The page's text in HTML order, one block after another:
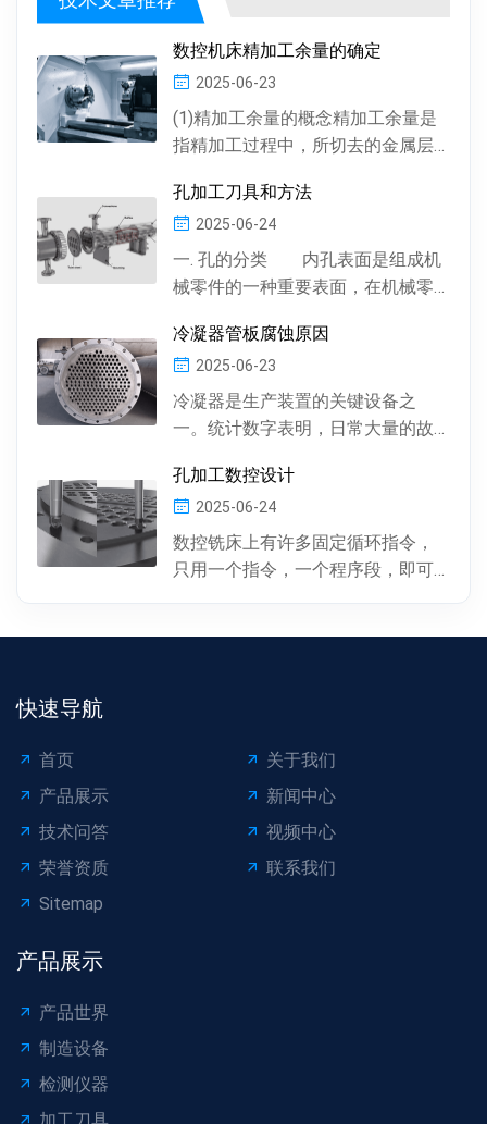
数控机床精加工余量的确定
2025-06-23
(1)精加工余量的概念精加工余量是
指精加工过程中，所切去的金属层
工余量由精加工一次...
孔加工刀具和方法
2025-06-24
一. 孔的分类 内孔表面是组成机
械零件的一种重要表面，在机械零
有圆柱形孔、...
冷凝器管板腐蚀原因
2025-06-23
冷凝器是生产装置的关键设备之
一。统计数字表明，日常大量的故
凝器管材的腐蚀损坏所...
孔加工数控设计
2025-06-24
数控铣床上有许多固定循环指令，
只用一个指令，一个程序段，即可
快速导航
首页
关于我们
产品展示
新闻中心
技术问答
视频中心
荣誉资质
联系我们
Sitemap
产品展示
产品世界
制造设备
检测仪器